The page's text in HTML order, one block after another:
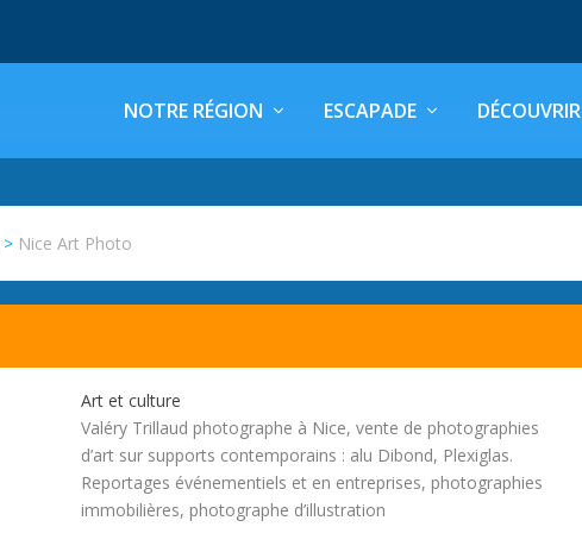
NOTRE RÉGION ESCAPADE DÉCOUVRIR
> Nice Art Photo
Art et culture
Valéry Trillaud photographe à Nice, vente de photographies
d’art sur supports contemporains : alu Dibond, Plexiglas.
Reportages événementiels et en entreprises, photographies
immobilières, photographe d’illustration